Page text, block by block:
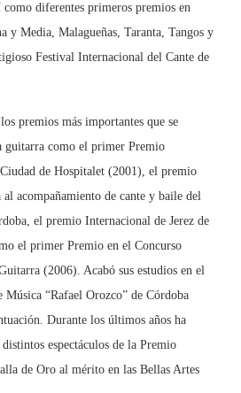
diferentes primeros premios en
y Media, Malagueñas, Taranta, Tangos y
Festival Internacional del Cante de
premios más importantes que se
guitarra como el primer Premio
de Hospitalet (2001), el premio
al acompañamiento de cante y baile del
el premio Internacional de Jerez de
el primer Premio en el Concurso
(2006). Acabó sus estudios en el
“Rafael Orozco” de Córdoba
Durante los últimos años ha
espectáculos de la Premio
de Oro al mérito en las Bellas Artes